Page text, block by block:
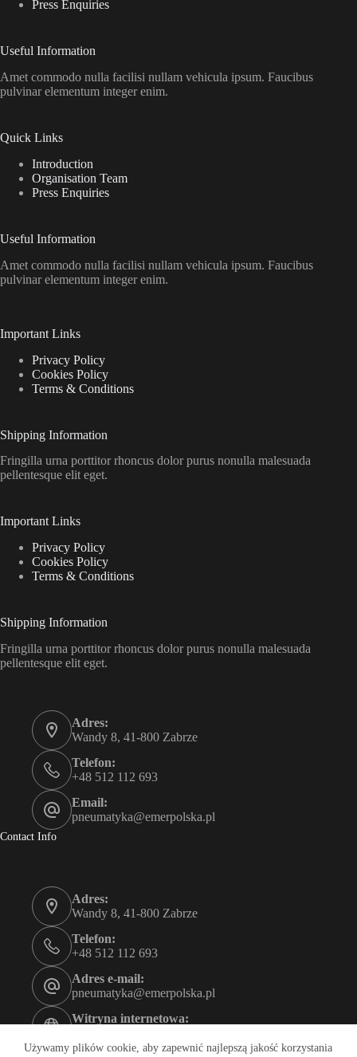
Używamy plików cookie, aby zapewnić najlepszą jakość korzystania
Press Enquiries
Useful Information
Amet commodo nulla facilisi nullam vehicula ipsum. Faucibus
pulvinar elementum integer enim.
Quick Links
Introduction
Organisation Team
Press Enquiries
Useful Information
Amet commodo nulla facilisi nullam vehicula ipsum. Faucibus
pulvinar elementum integer enim.
Important Links
Privacy Policy
Cookies Policy
Terms & Conditions
Shipping Information
Fringilla urna porttitor rhoncus dolor purus nonulla malesuada
pellentesque elit eget.
Important Links
Privacy Policy
Cookies Policy
Terms & Conditions
Shipping Information
Fringilla urna porttitor rhoncus dolor purus nonulla malesuada
pellentesque elit eget.
Adres:
Wandy 8, 41-800 Zabrze
Telefon:
+48 512 112 693
Email:
pneumatyka@emerpolska.pl
Contact Info
Adres:
Wandy 8, 41-800 Zabrze
Telefon:
+48 512 112 693
Adres e-mail:
pneumatyka@emerpolska.pl
Witryna internetowa: